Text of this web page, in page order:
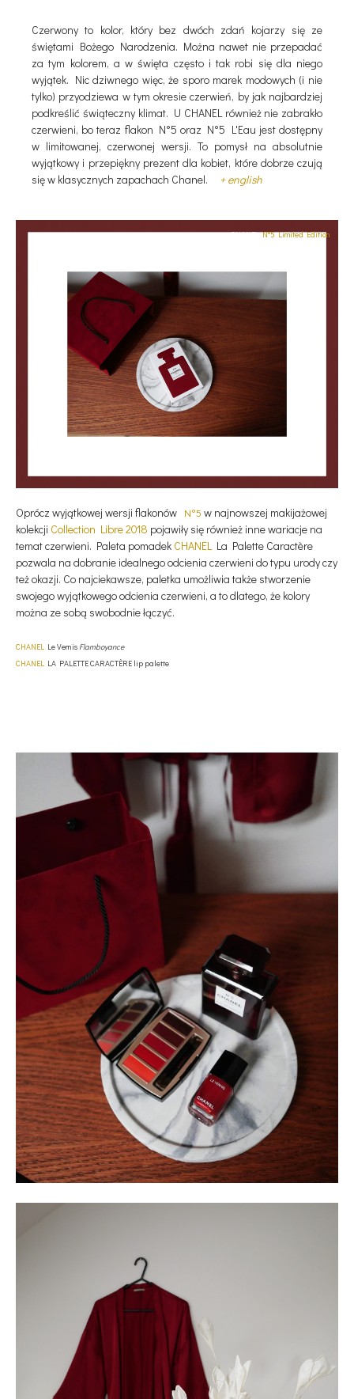
Czerwony to kolor, który bez dwóch zdań kojarzy się ze
świętami Bożego Narodzenia. Można nawet nie przepadać
za tym kolorem, a w święta często i tak robi się dla niego
wyjątek. Nic dziwnego więc, że sporo marek modowych (i nie
tylko) przyodziewa w tym okresie czerwień, by jak najbardziej
podkreślić świąteczny klimat. U CHANEL również nie zabrakło
czerwieni, bo teraz flakon N°5 oraz N°5 L'Eau jest dostępny
w limitowanej, czerwonej wersji. To pomysł na absolutnie
wyjątkowy i przepiękny prezent dla kobiet, które dobrze czują
się w klasycznych zapachach Chanel. + english
CHANELN°5 Limited Edition
Oprócz wyjątkowej wersji flakonów N°5 w najnowszej makijażowej
kolekcji Collection Libre 2018 pojawiły się również inne wariacje na
temat czerwieni. Paleta pomadek CHANEL La Palette Caractère
pozwala na dobranie idealnego odcienia czerwieni do typu urody czy
też okazji. Co najciekawsze, paletka umożliwia także stworzenie
swojego wyjątkowego odcienia czerwieni, a to dlatego, że kolory
można ze sobą swobodnie łączyć.
CHANEL Le Vernis Flamboyance
CHANEL LA PALETTE CARACTÈRE lip palette